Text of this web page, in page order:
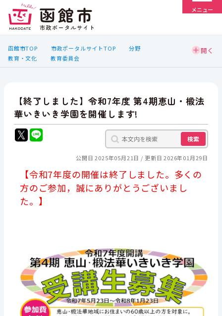
メニュー
函館市TOP 市政ポータルサイトTOP
分野
教育・文化
教育委員会
【終了しました】令和7年度 第4期恵山・椴法
華いきいき学園を開催します!
検索
公開日 2025年05月21日 更新日 2026年01月29日
【令和7年度の開催は終了しました。多くの
方のご参加，誠にありがとうございまし
た。】